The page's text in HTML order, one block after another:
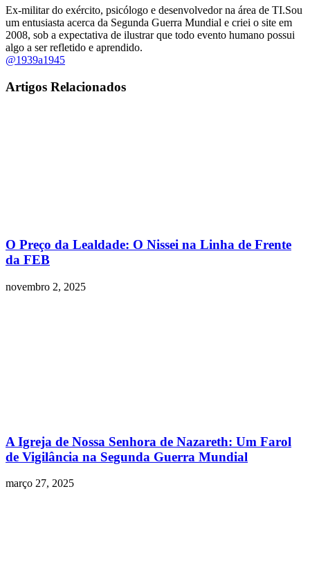
Ex-militar do exército, psicólogo e desenvolvedor na área de TI.Sou
um entusiasta acerca da Segunda Guerra Mundial e criei o site em
2008, sob a expectativa de ilustrar que todo evento humano possui
algo a ser refletido e aprendido.
@1939a1945
Artigos Relacionados
O Preço da Lealdade: O Nissei na Linha de Frente
da FEB
novembro 2, 2025
A Igreja de Nossa Senhora de Nazareth: Um Farol
de Vigilância na Segunda Guerra Mundial
março 27, 2025